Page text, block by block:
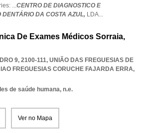
...CENTRO DE DIAGNOSTICO E
DENTÁRIO DA COSTA AZUL, LDA...
De Exames Médicos Sorraia,
9, 2100-111, UNIÃO DAS FREGUESIAS DE
FREGUESIAS CORUCHE FAJARDA ERRA,
de saúde humana, n.e.
Ver no Mapa